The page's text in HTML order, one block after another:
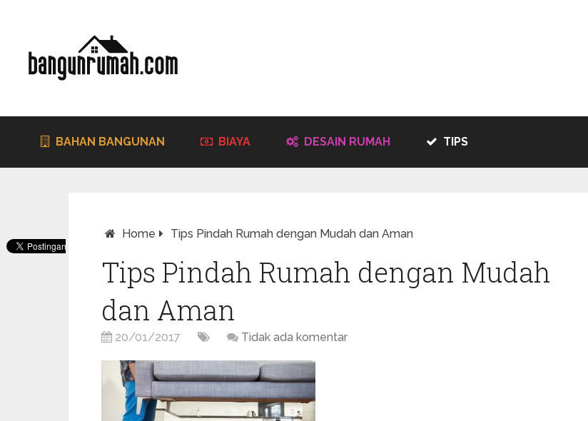
BAHAN BANGUNAN BIAYA DESAIN RUMAH TIPS
Home Tips Pindah Rumah dengan Mudah dan Aman
Tips Pindah Rumah dengan Mudah
dan Aman
20/01/2017 Tidak ada komentar